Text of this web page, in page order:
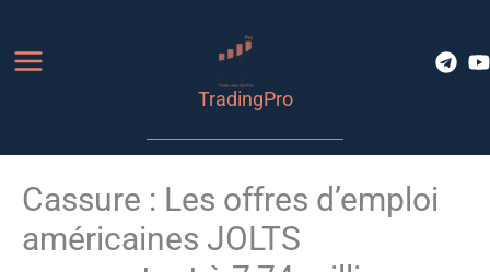
contenu
TradingPro
Cassure : Les offres d’emploi
américaines JOLTS